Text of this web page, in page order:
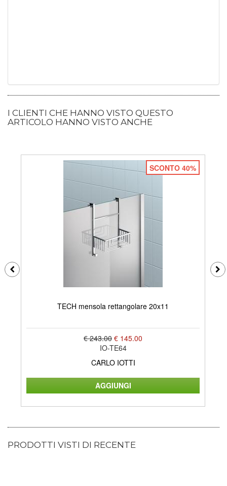
I CLIENTI CHE HANNO VISTO QUESTO
ARTICOLO HANNO VISTO ANCHE
SCONTO 40%
TECH mensola rettangolare 20x11
€ 243.00 € 145.00
IO-TE64
CARLO IOTTI
PRODOTTI VISTI DI RECENTE